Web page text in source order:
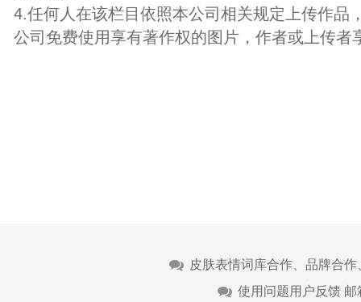
4.任何人在该栏目依照本公司相关规定上传作品
公司免费使用享有著作权的图片，作者或上传者
皮肤表情词库合作、品牌合
使用问题用户反馈 邮